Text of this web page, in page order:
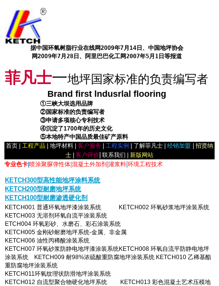
据中国环氧树脂行业在线网2009年7月14日、中国地坪协会
网2009年7月28日、阿里巴巴化工网2007年5月1日等报道
菲凡士一地坪国家标准的负责编写者
Brand first lndusrlal flooring
①三峡大坝选用品牌
②国家标准的负责编写者
③申请多项核心专利技术
④沉淀了1700年的历史文化
⑤本地特产中国品质最佳矿产原料
首页
工程产品 地坪材料 客户服务 工程实例 了解菲凡士 经销加盟
招贤纳
士
客户评价 联系我们 |
新版网站
专业色卡 喷涂聚脲弹性体 混凝土外加剂 灌浆料 环境工程技术
KETCH300型高性能地坪涂料系统
KETCH200型耐磨地坪系统
KETCH100型耐磨渗透硬化剂
KETCH001 普通环氧地坪漆涂装系统 KETCH002 环氧砂浆地坪涂装系统
KETCH003 无溶剂环氧自流平涂装系统
ETCH004 环氧彩砂、水磨石、彩石涂装系统
KETCH005 金刚砂耐磨地坪系统-金属、非金属
KETCH006 油性丙稀酸涂装系统
KETCH007 环氧砂浆防静电地坪漆涂装系统KETCH008 环氧自流平防静电地坪
涂装系统 KETCH009 耐98%浓硫酸重防腐地坪涂装系统 KETCH010 乙稀基酯
重防腐地坪涂装系统
KETCH011环氧纹理状防滑地坪涂装系统
KETCH012 自流型聚合物硬化地坪系统 KETCH013 彩色混凝土艺术压模地